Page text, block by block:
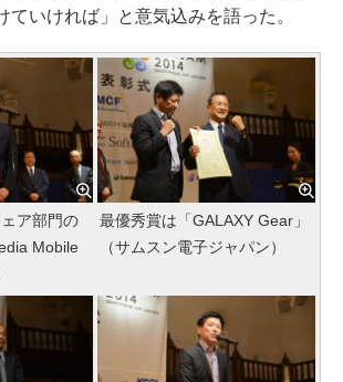
ていければ」と意気込みを語った。
ア部門の
Mobile
最優秀賞は「GALAXY Gear」
（サムスン電子ジャパン）